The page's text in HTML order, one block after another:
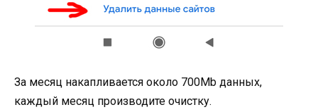
За месяц накапливается около 700Mb данных,
каждый месяц производите очистку.